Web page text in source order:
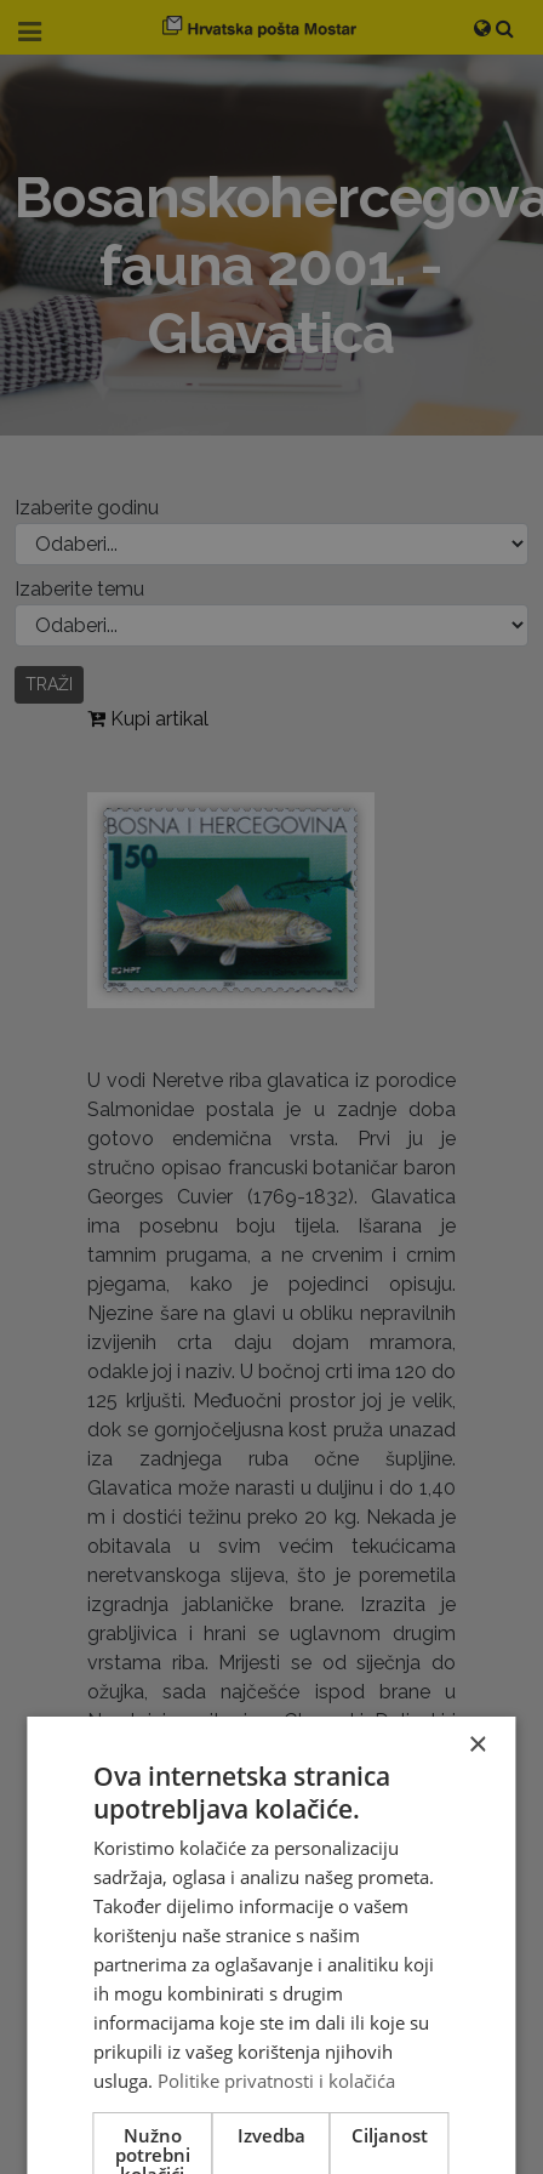
fauna 2001. -
Glavatica
Izaberite godinu
Izaberite temu
TRAŽI
Kupi artikal
U vodi Neretve riba glavatica iz porodice
Salmonidae postala je u zadnje doba
gotovo endemična vrsta. Prvi ju je
stručno opisao francuski botaničar baron
Georges Cuvier (1769-1832). Glavatica
ima posebnu boju tijela. Išarana je
tamnim prugama, a ne crvenim i crnim
pjegama, kako je pojedinci opisuju.
Njezine šare na glavi u obliku nepravilnih
izvijenih crta daju dojam mramora,
odakle joj i naziv. U bočnoj crti ima 120 do
125 krljušti. Međuočni prostor joj je velik,
dok se gornjočeljusna kost pruža unazad
iza zadnjega ruba očne šupljine.
Glavatica može narasti u duljinu i do 1,40
m i dostići težinu preko 20 kg. Nekada je
obitavala u svim većim tekućicama
neretvanskoga slijeva, što je poremetila
izgradnja jablaničke brane. Izrazita je
grabljivica i hrani se uglavnom drugim
vrstama riba. Mrijesti se od siječnja do
ožujka, sada najčešće ispod brane u
Neretvinim pritocima Glogovki, Doljanki i
mjeseca, u vodi čija temperatura varira
od 8 do 13° C. Razvoj embrija u jajnim
opnama traje mjesec i pol dana.
Glavatica ima veliko značenje za sportski
ribolov i rekreativan turizam. Vrlo je
cijenjena medu ribičima kao lovni trofej.
Međutim, čovjek je nebrigom i sve većim
zagađenjem gotovo uzrokovao
išćeznuće glavatice. Stoga je proglašena
ugroženom životinjskom vrstom. U Italiji,
u rijeci Po i njezinim pritocima, može se
susresti sličan primjerak glavatice
(talijanski trota marmorata), koja može
narasti do jedan metar. Hrvatska pošta
×
Ova internetska stranica
upotrebljava kolačiće.
Koristimo kolačiće za personalizaciju
sadržaja, oglasa i analizu našeg prometa.
Također dijelimo informacije o vašem
korištenju naše stranice s našim
partnerima za oglašavanje i analitiku koji
ih mogu kombinirati s drugim
informacijama koje ste im dali ili koje su
prikupili iz vašeg korištenja njihovih
usluga. Politike privatnosti i kolačića
Nužno
potrebni
Izvedba Ciljanost